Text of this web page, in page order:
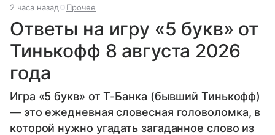
2 часа назад Прочее
Ответы на игру «5 букв» от
Тинькофф 8 августа 2026
года
Игра «5 букв» от Т-Банка (бывший Тинькофф)
— это ежедневная словесная головоломка, в
которой нужно угадать загаданное слово из